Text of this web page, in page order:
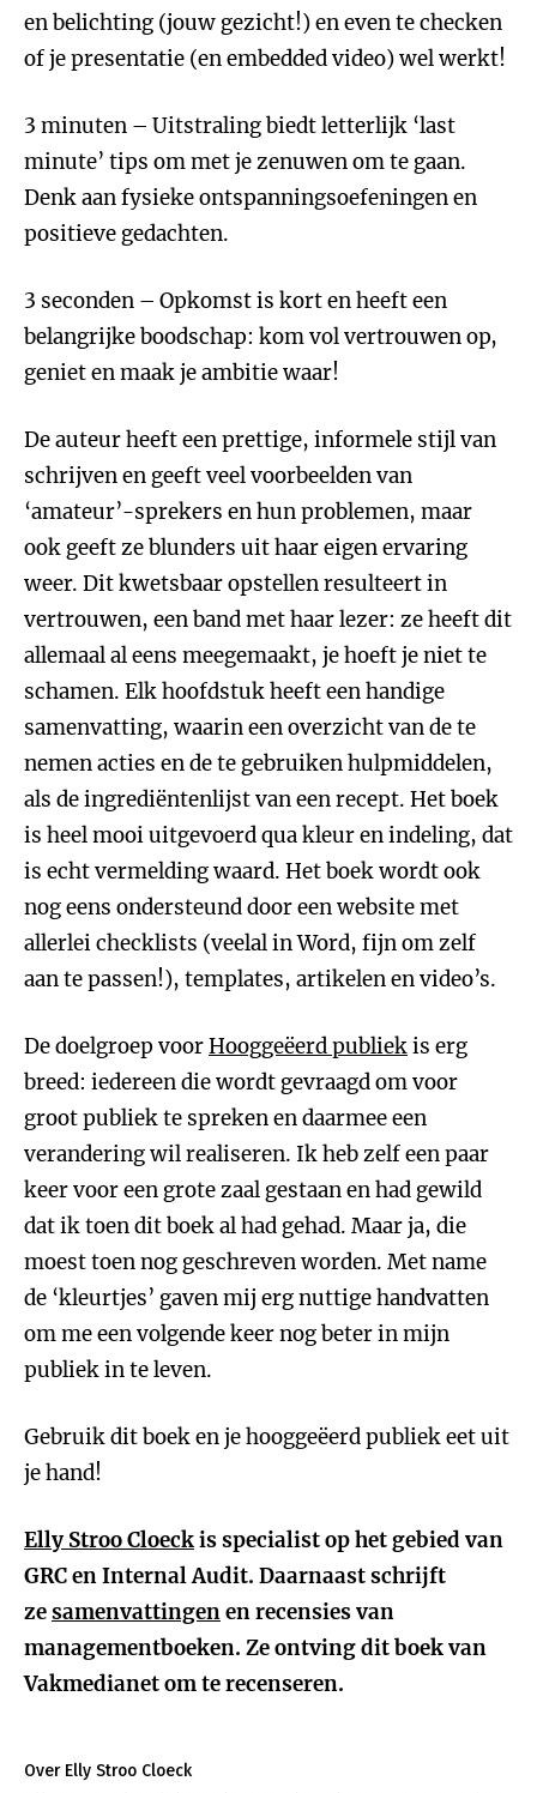
en belichting (jouw gezicht!) en even te checken
of je presentatie (en embedded video) wel werkt!
3 minuten – Uitstraling biedt letterlijk ‘last
minute’ tips om met je zenuwen om te gaan.
Denk aan fysieke ontspanningsoefeningen en
positieve gedachten.
3 seconden – Opkomst is kort en heeft een
belangrijke boodschap: kom vol vertrouwen op,
geniet en maak je ambitie waar!
De auteur heeft een prettige, informele stijl van
schrijven en geeft veel voorbeelden van
‘amateur’-sprekers en hun problemen, maar
ook geeft ze blunders uit haar eigen ervaring
weer. Dit kwetsbaar opstellen resulteert in
vertrouwen, een band met haar lezer: ze heeft dit
allemaal al eens meegemaakt, je hoeft je niet te
schamen. Elk hoofdstuk heeft een handige
samenvatting, waarin een overzicht van de te
nemen acties en de te gebruiken hulpmiddelen,
als de ingrediëntenlijst van een recept. Het boek
is heel mooi uitgevoerd qua kleur en indeling, dat
is echt vermelding waard. Het boek wordt ook
nog eens ondersteund door een website met
allerlei checklists (veelal in Word, fijn om zelf
aan te passen!), templates, artikelen en video’s.
De doelgroep voorHooggeëerd publiekis erg
breed: iedereen die wordt gevraagd om voor
groot publiek te spreken en daarmee een
verandering wil realiseren. Ik heb zelf een paar
keer voor een grote zaal gestaan en had gewild
dat ik toen dit boek al had gehad. Maar ja, die
moest toen nog geschreven worden. Met name
de ‘kleurtjes’ gaven mij erg nuttige handvatten
om me een volgende keer nog beter in mijn
publiek in te leven.
Gebruik dit boek en je hooggeëerd publiek eet uit
je hand!
Elly Stroo Cloeckis specialist op het gebied van
GRC en Internal Audit. Daarnaast schrijft
zesamenvattingenen recensies van
managementboeken. Ze ontving dit boek van
Vakmedianet om te recenseren.
Over Elly Stroo Cloeck